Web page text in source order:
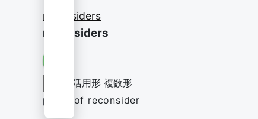
reconsiders
reconsiders
活用形 複数形
plural of reconsider